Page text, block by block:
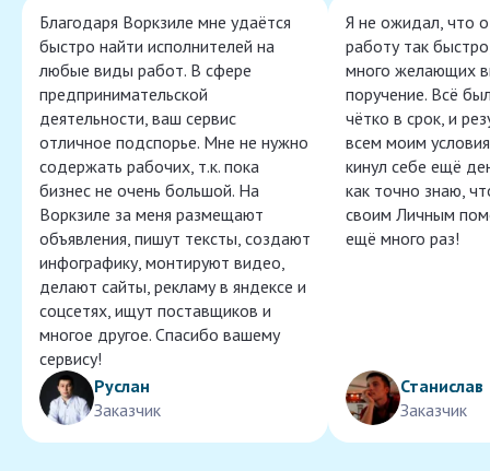
Благодаря Воркзиле мне удаётся
быстро найти исполнителей на
любые виды работ. В сфере
предпринимательской
деятельности, ваш сервис
отличное подспорье. Мне не нужно
содержать рабочих, т.к. пока
бизнес не очень большой. На
Воркзиле за меня размещают
объявления, пишут тексты, создают
инфографику, монтируют видео,
делают сайты, рекламу в яндексе и
соцсетях, ищут поставщиков и
многое другое. Спасибо вашему
сервису!
Руслан
Заказчик
Я не ожидал, что
работу так
много желающих
поручение. Всё
чётко в срок, и
всем моим
кинул себе ещё
как точно знаю,
своим Личным
ещё много раз!
Станислав
Заказчик